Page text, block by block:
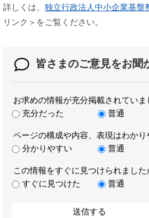
詳しくは、 独立行政法人中小企業基盤
リンク＞ をご覧ください。
皆さまのご意見をお聞
お求めの情報が充分掲載されていま
充分だった
普通
ページの構成や内容、表現はわか
分かりやすい
普通
この情報をすぐに見つけられました
すぐに見つけた
普通